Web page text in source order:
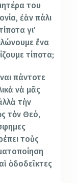
του
ἐὰν πάλι
γι’
ἕνα
τίποτα;
πάντοτε
νὰ μᾶς
τὴν
τὸν Θεό,
τοὺς
ὁδοδεῖκτες